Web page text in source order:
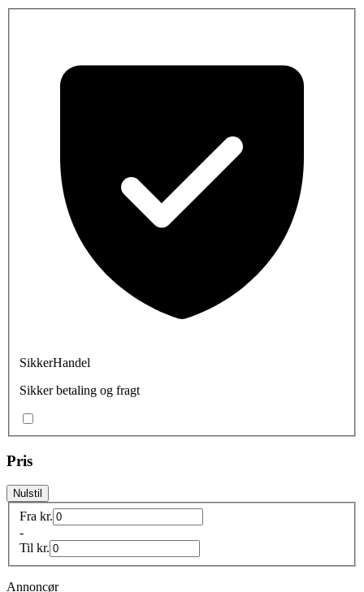
SikkerHandel
Sikker betaling og fragt
Pris
Nulstil
Fra kr.
-
Til kr.
Annoncør